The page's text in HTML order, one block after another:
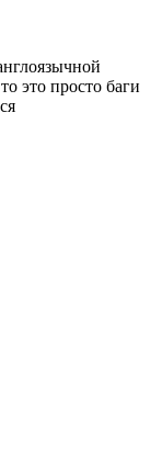
это просто баги